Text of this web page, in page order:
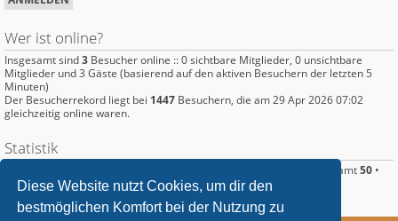
Diese Website nutzt Cookies, um dir den
bestmöglichen Komfort bei der Nutzung zu
Wer ist online?
Insgesamt sind3 Besucher online :: 0 sichtbare Mitglieder, 0 unsichtbare
Mitglieder und 3 Gäste (basierend auf den aktiven Besuchern der letzten 5
Minuten)
Der Besucherrekord liegt bei 1447 Besuchern, die am 29 Apr 2026 07:02
gleichzeitig online waren.
Statistik
• Mitglieder insgesamt50 •
Unser neuestes Mitglied:Langus